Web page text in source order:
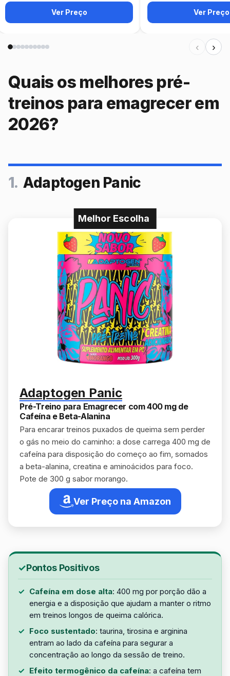
Ver Preço Ver Preço
‹ ›
Quais os melhores pré-
treinos para emagrecer em
2026?
1. Adaptogen Panic
Melhor Escolha
Adaptogen Panic
Pré-Treino para Emagrecer com 400 mg de
Cafeína e Beta-Alanina
Para encarar treinos puxados de queima sem perder
o gás no meio do caminho: a dose carrega 400 mg de
cafeína para disposição do começo ao fim, somados
a beta-alanina, creatina e aminoácidos para foco.
Pote de 300 g sabor morango.
Ver Preço na Amazon
Pontos Positivos
Cafeína em dose alta: 400 mg por porção dão a
energia e a disposição que ajudam a manter o ritmo
em treinos longos de queima calórica.
Foco sustentado: taurina, tirosina e arginina
entram ao lado da cafeína para segurar a
concentração ao longo da sessão de treino.
Efeito termogênico da cafeína: a cafeína tem